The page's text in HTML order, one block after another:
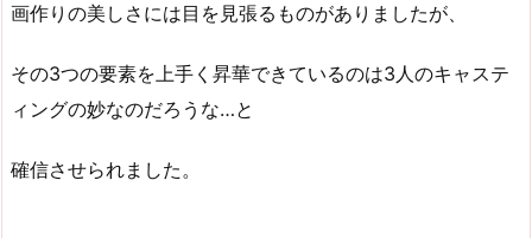
画作りの美しさには目を見張るものがありましたが、
その3つの要素を上手く昇華できているのは3人のキャステ
ィングの妙なのだろうな…と
確信させられました。